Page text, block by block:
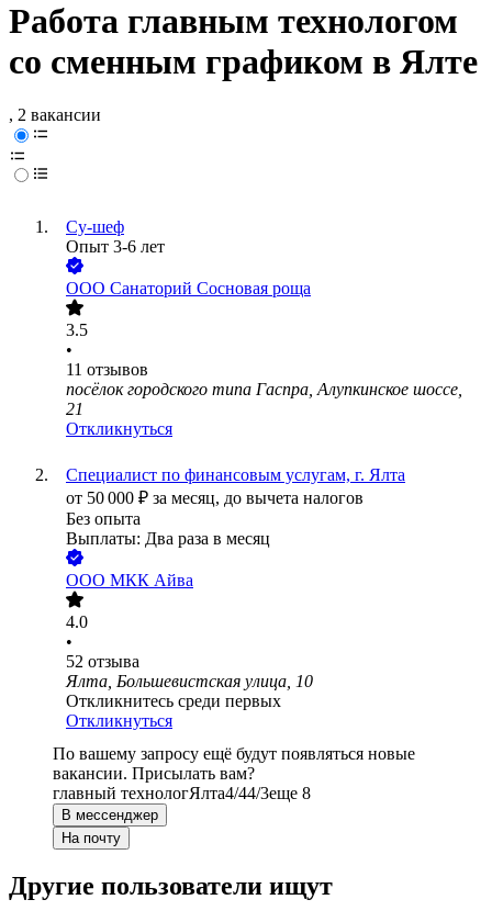
Работа главным технологом
со сменным графиком в Ялте
, 2 вакансии
Су-шеф
Опыт 3-6 лет
ООО Санаторий Сосновая роща
3.5
•
11 отзывов
посёлок городского типа Гаспра, Алупкинское шоссе,
21
Откликнуться
Специалист по финансовым услугам, г. Ялта
от 50 000 ₽ за месяц, до вычета налогов
Без опыта
Выплаты: Два раза в месяц
ООО МКК Айва
4.0
•
52 отзыва
Ялта, Большевистская улица, 10
Откликнитесь среди первых
Откликнуться
По вашему запросу ещё будут появляться новые
вакансии. Присылать вам?
главный технологЯлта4/44/3еще 8
В мессенджер
На почту
Другие пользователи ищут